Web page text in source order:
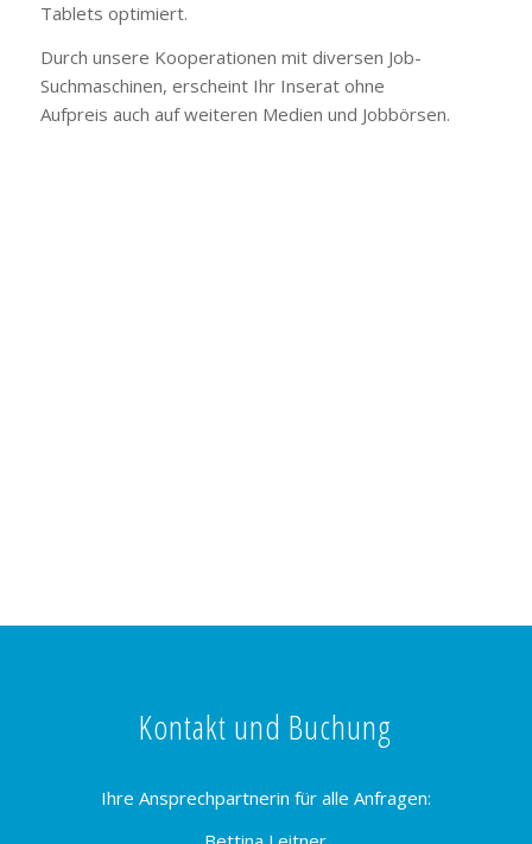
Tablets optimiert.
Durch unsere Kooperationen mit diversen Job-
Suchmaschinen, erscheint Ihr Inserat ohne
Aufpreis auch auf weiteren Medien und Jobbörsen.
Kontakt und Buchung
Ihre Ansprechpartnerin für alle Anfragen: